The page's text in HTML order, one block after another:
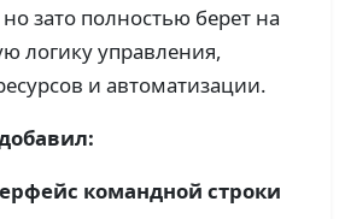
но зато полностью берет на
логику управления,
и автоматизации.
командной строки